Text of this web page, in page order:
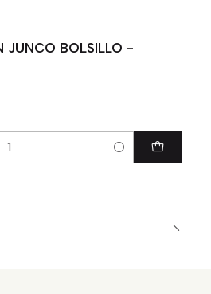
JUNCO BOLSILLO -